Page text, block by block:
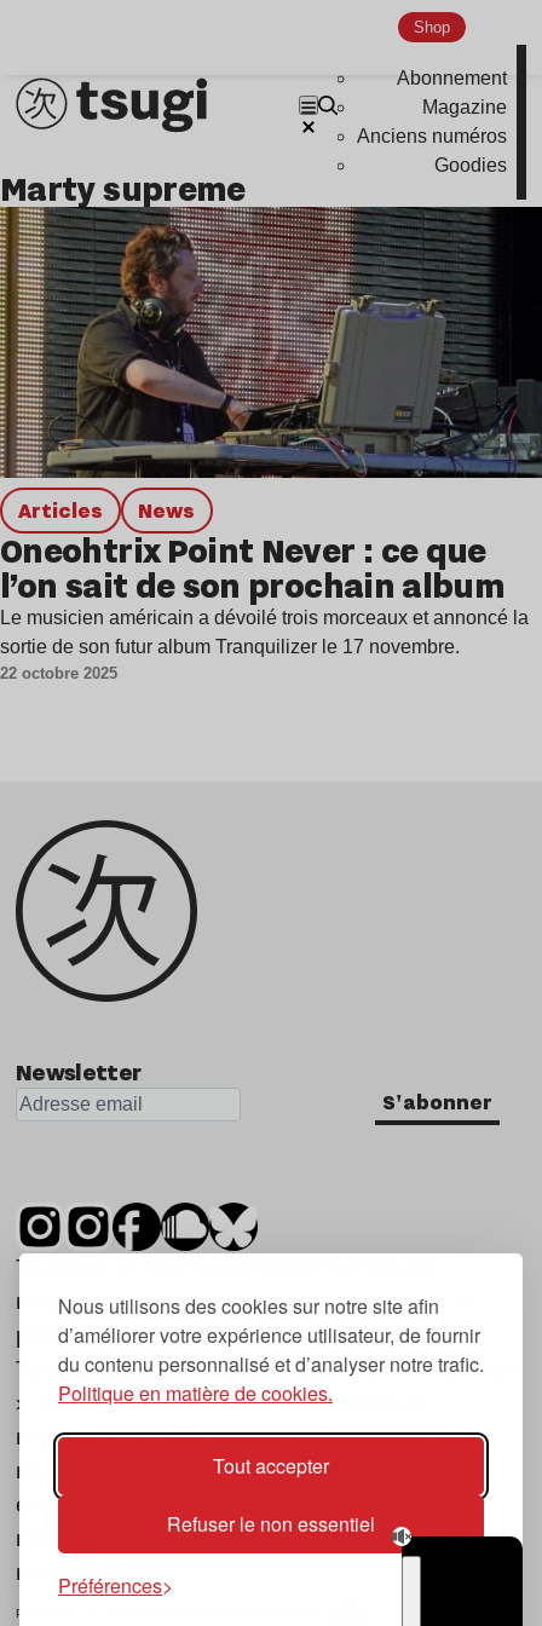
Nous utilisons des cookies sur notre site afin
d’améliorer votre expérience utilisateur, de fournir
du contenu personnalisé et d’analyser notre trafic.
Politique en matière de cookies.
Tout accepter
Refuser le non essentiel
Préférences
Shop
Abonnement
Magazine
Anciens numéros
Goodies
Nu Jazz
marty supreme
Articles news
Oneohtrix Point Never : ce que
l’on sait de son prochain album
Le musicien américain a dévoilé trois morceaux et annoncé la
sortie de son futur album Tranquilizer le 17 novembre.
22 octobre 2025
Newsletter
S'abonner
Tsugi est un mensuel indépendant sur la
musique et les nouvelles tendances, dont la
première parution date de 2007.
Tsugi en japonais signifie « prochain », « suivant
», ce qui correspond à la thématique du
magazine, à l’affût des nouvelles tendances
musicales, qu’elles viennent de la musique
électronique, du rock ou du hip hop, et des
nouveaux phénomènes de société liés à la
musique.
POLITIQUE DE COOKIES (UE)